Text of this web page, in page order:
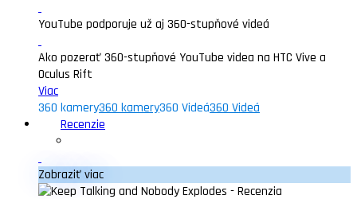
YouTube podporuje už aj 360-stupňové videá
Ako pozerať 360-stupňové YouTube videa na HTC Vive a
Oculus Rift
Viac
360 kamery360 kamery360 Videá360 Videá
Recenzie
Zobraziť viac